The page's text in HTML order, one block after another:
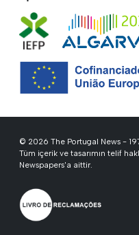
© 2026 The Portugal News -
Tüm içerik ve tasarımın telif
Newspapers'a aittir.